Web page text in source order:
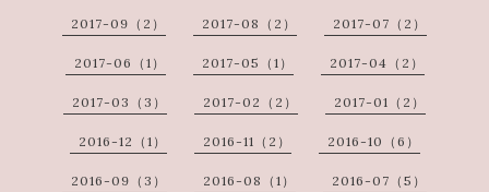
2017-09（2） 2017-08（2） 2017-07（2）
2017-06（1） 2017-05（1） 2017-04（2）
2017-03（3） 2017-02（2） 2017-01（2）
2016-12（1） 2016-11（2） 2016-10（6）
2016-09（3） 2016-08（1） 2016-07（5）